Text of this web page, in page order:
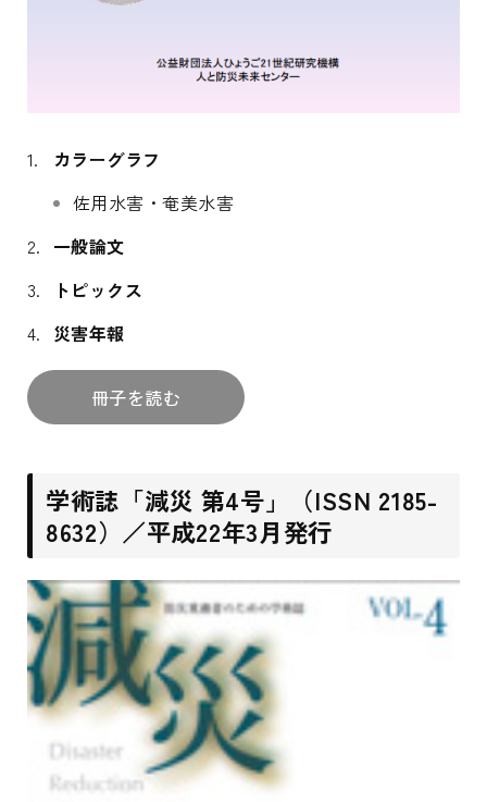
カラーグラフ
佐用水害・奄美水害
一般論文
トピックス
災害年報
冊子を読む
学術誌「減災 第4号」（ISSN 2185-
8632）／平成22年3月発行